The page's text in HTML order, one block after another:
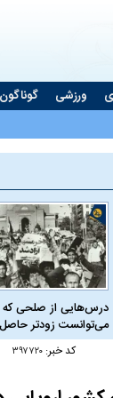
ورزشی گوناگون
درس‌هایی از صلحی که
می‌توانست زودتر
کد خبر:۳۹۷۷۲۰